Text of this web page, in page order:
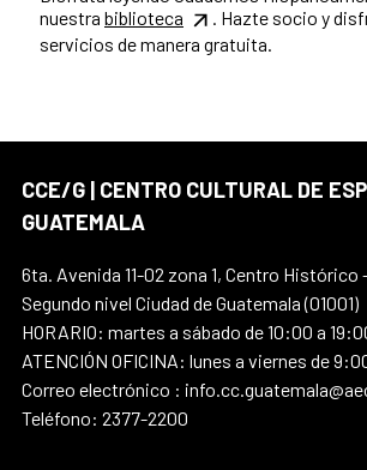
nuestra biblioteca
. Hazte socio y
servicios de manera gratuita.
CCE/G | CENTRO CULTURAL DE
GUATEMALA
6ta. Avenida 11-02 zona 1, Centro Histórico
Segundo nivel Ciudad de Guatemala (01001)
HORARIO: martes a sábado de 10:00 a
ATENCIÓN OFICINA: lunes a viernes de
Correo electrónico :
Teléfono: 2377-2200